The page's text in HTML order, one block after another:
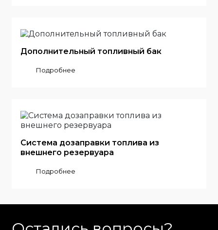
Дополнительный топливный бак
Подробнее
Система дозаправки топлива из
внешнего резервуара
Подробнее